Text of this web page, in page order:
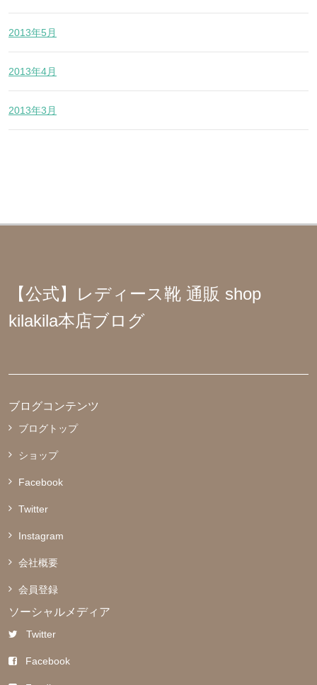
2013年5月
2013年4月
2013年3月
【公式】レディース靴 通販 shop
kilakila本店ブログ
ブログコンテンツ
ブログトップ
ショップ
Facebook
Twitter
Instagram
会社概要
会員登録
ソーシャルメディア
Twitter
Facebook